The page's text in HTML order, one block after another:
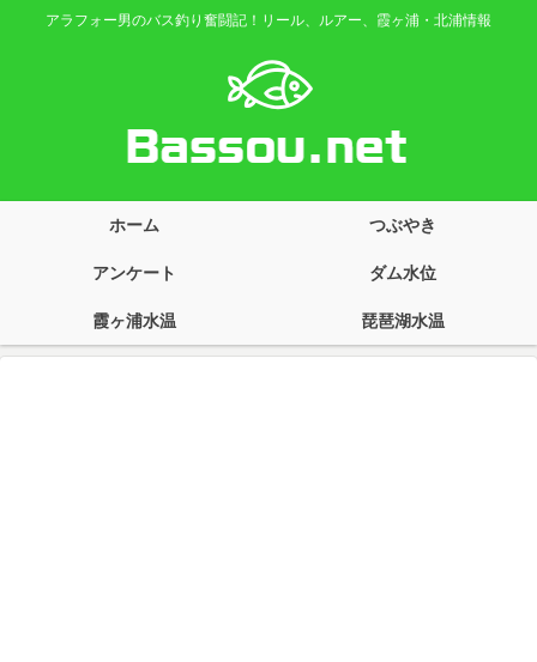
アラフォー男のバス釣り奮闘記！リール、ルアー、霞ヶ浦・北浦情報
ホーム つぶやき
アンケート ダム水位
霞ヶ浦水温 琵琶湖水温